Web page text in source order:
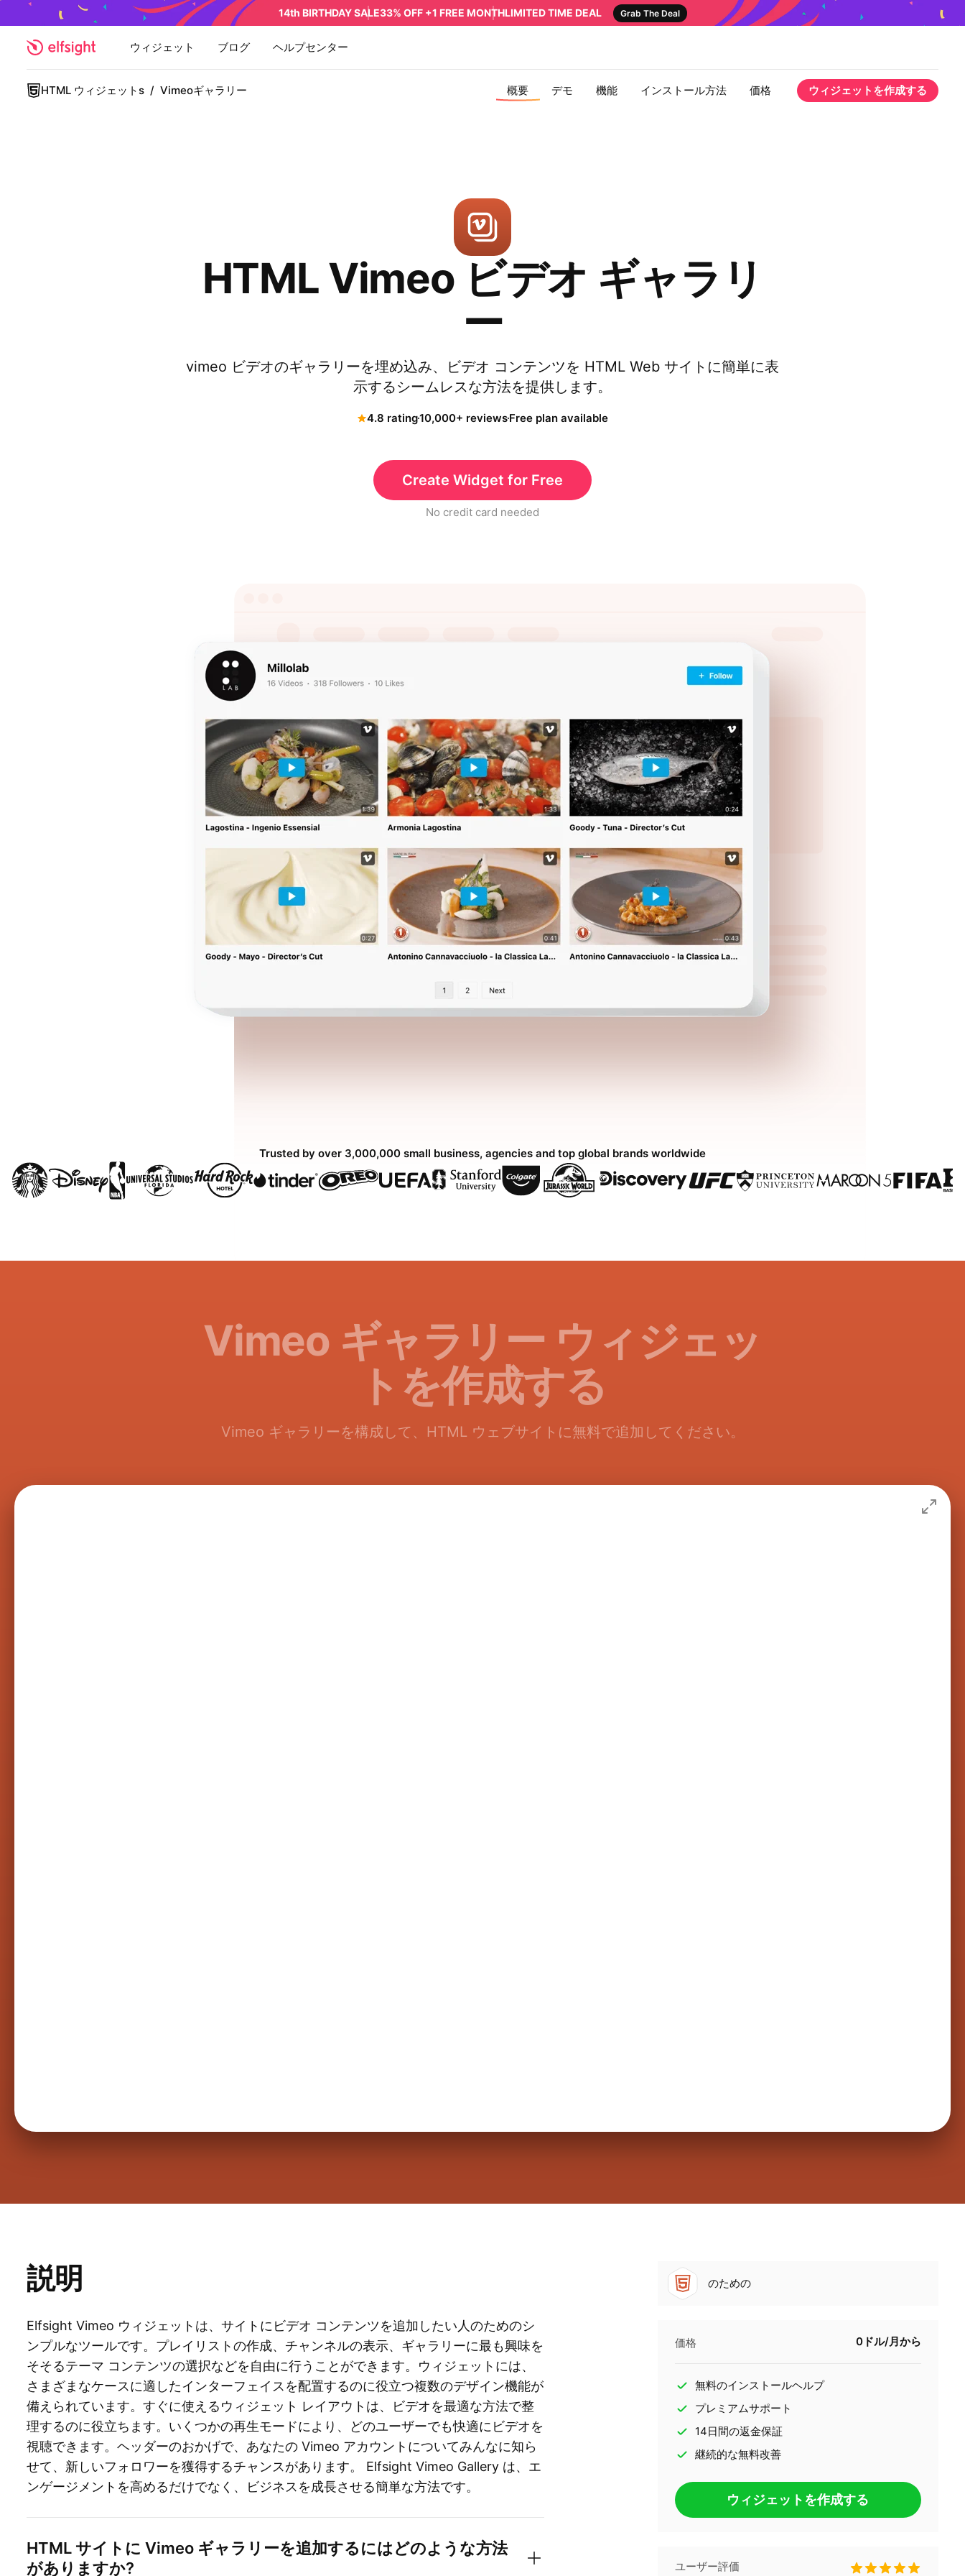
14th BIRTHDAY SALE33% OFF +1 FREE MONTHLIMITED TIME DEAL Grab The Deal
ウィジェット ブログ ヘルプセンター
HTML ウィジェットs / Vimeoギャラリー 概要 デモ 機能 インストール方法 価格 ウィジェットを作成する
HTML Vimeo ビデオ ギャラリ
ー
vimeo ビデオのギャラリーを埋め込み、ビデオ コンテンツを HTML Web サイトに簡単に表
示するシームレスな方法を提供します。
4.8 rating10,000+ reviewsFree plan available
Create Widget for Free
No credit card needed
Trusted by over 3,000,000 small business, agencies and top global brands worldwide
Vimeo ギャラリー ウィジェッ
トを作成する
Vimeo ギャラリーを構成して、HTML ウェブサイトに無料で追加してください。
説明
Elfsight Vimeo ウィジェットは、サイトにビデオ コンテンツを追加したい人のためのシ
ンプルなツールです。プレイリストの作成、チャンネルの表示、ギャラリーに最も興味を
そそるテーマ コンテンツの選択などを自由に行うことができます。ウィジェットには、
さまざまなケースに適したインターフェイスを配置するのに役立つ複数のデザイン機能が
備えられています。すぐに使えるウィジェット レイアウトは、ビデオを最適な方法で整
理するのに役立ちます。いくつかの再生モードにより、どのユーザーでも快適にビデオを
視聴できます。ヘッダーのおかげで、あなたの Vimeo アカウントについてみんなに知ら
せて、新しいフォロワーを獲得するチャンスがあります。 Elfsight Vimeo Gallery は、エ
ンゲージメントを高めるだけでなく、ビジネスを成長させる簡単な方法です。
HTML サイトに Vimeo ギャラリーを追加するにはどのような方法
がありますか?
のための
価格 0ドル/月から
無料のインストールヘルプ
プレミアムサポート
14日間の返金保証
継続的な無料改善
ウィジェットを作成する
ユーザー評価